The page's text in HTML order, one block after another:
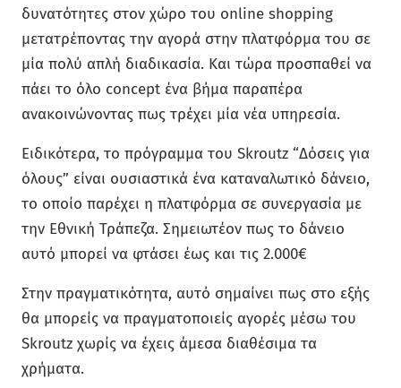
δυνατότητες στον χώρο του online shopping
μετατρέποντας την αγορά στην πλατφόρμα του σε
μία πολύ απλή διαδικασία. Και τώρα προσπαθεί να
πάει το όλο concept ένα βήμα παραπέρα
ανακοινώνοντας πως τρέχει μία νέα υπηρεσία.
Ειδικότερα, το πρόγραμμα του Skroutz “Δόσεις για
όλους” είναι ουσιαστικά ένα καταναλωτικό δάνειο,
το οποίο παρέχει η πλατφόρμα σε συνεργασία με
την Εθνική Τράπεζα. Σημειωτέον πως το δάνειο
αυτό μπορεί να φτάσει έως και τις 2.000€
Στην πραγματικότητα, αυτό σημαίνει πως στο εξής
θα μπορείς να πραγματοποιείς αγορές μέσω του
Skroutz χωρίς να έχεις άμεσα διαθέσιμα τα
χρήματα.